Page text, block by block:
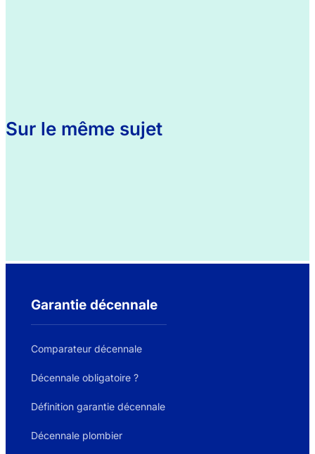
Sur le même sujet
Garantie décennale
Comparateur décennale
Décennale obligatoire ?
Définition garantie décennale
Décennale plombier